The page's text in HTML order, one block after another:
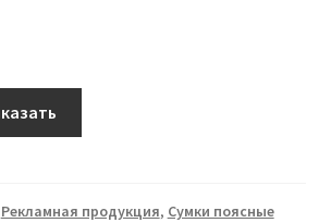
Рекламная продукция, Сумки поясные